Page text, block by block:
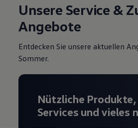
Warn- und
Assistenzsysteme
Digitale
Magazin
Pannen- und Unfallhilfe
Volkswagen
Unsere Service &
Angebote
Entdecken Sie unsere aktuellen
Sommer.
Nützliche
Services und vieles